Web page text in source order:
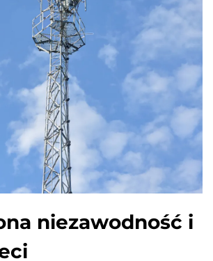
niezawodność i